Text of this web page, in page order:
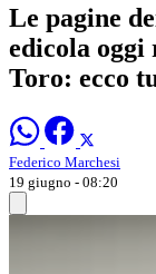
Le pagine
edicola
Toro: ecco
Federico Marchesi
19 giugno - 08:20